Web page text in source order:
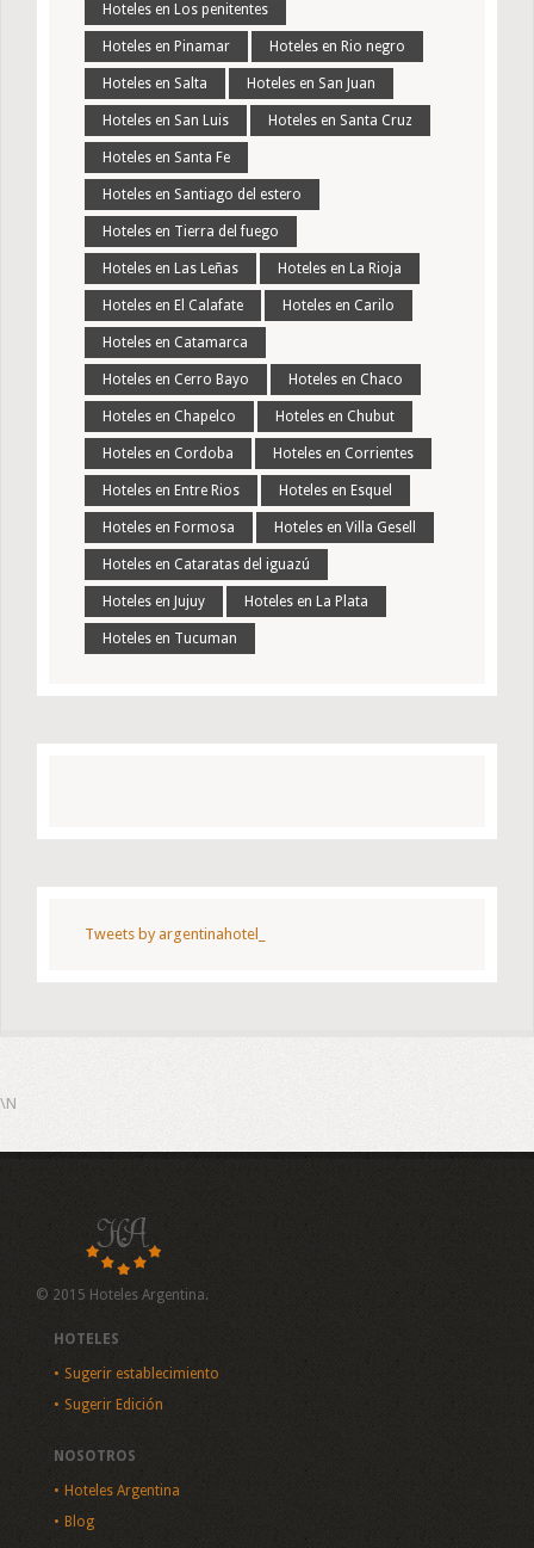
Hoteles en Los penitentes
Hoteles en Pinamar Hoteles en Rio negro
Hoteles en Salta Hoteles en San Juan
Hoteles en San Luis Hoteles en Santa Cruz
Hoteles en Santa Fe
Hoteles en Santiago del estero
Hoteles en Tierra del fuego
Hoteles en Las Leñas Hoteles en La Rioja
Hoteles en El Calafate Hoteles en Carilo
Hoteles en Catamarca
Hoteles en Cerro Bayo Hoteles en Chaco
Hoteles en Chapelco Hoteles en Chubut
Hoteles en Cordoba Hoteles en Corrientes
Hoteles en Entre Rios Hoteles en Esquel
Hoteles en Formosa Hoteles en Villa Gesell
Hoteles en Cataratas del iguazú
Hoteles en Jujuy Hoteles en La Plata
Hoteles en Tucuman
Tweets by argentinahotel_
\N
© 2015 Hoteles Argentina.
HOTELES
Sugerir establecimiento
Sugerir Edición
NOSOTROS
Hoteles Argentina
Blog